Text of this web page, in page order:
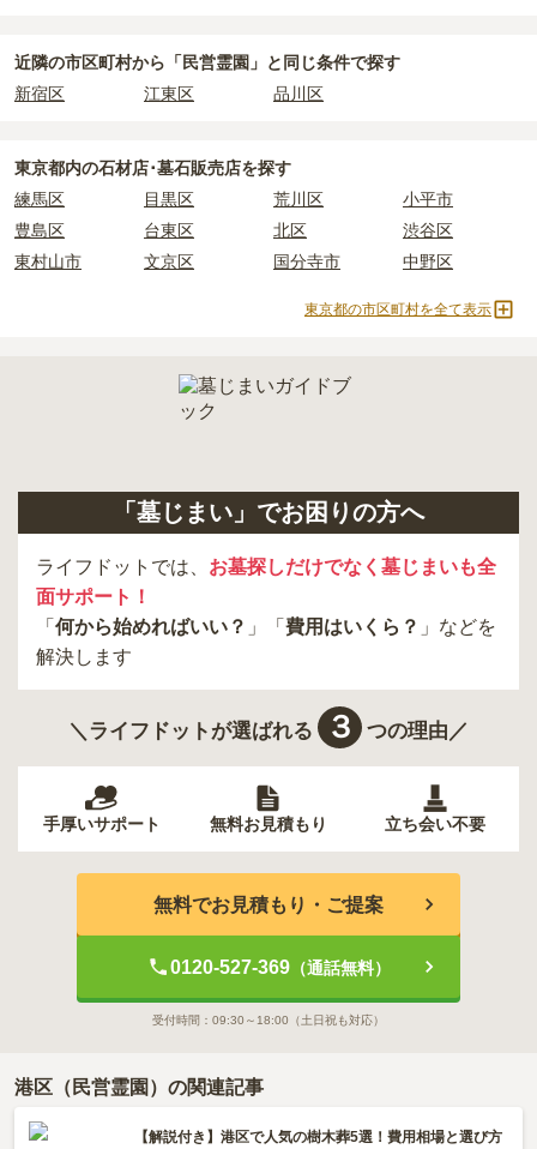
正確な費用は、区画や石材の選び方によって大きく変わるため、見
積もりを取るまで確定しません。
現地への見学が難しい場合は、資料請求でも各霊園の詳しい料金案
内を取り寄せることができます。
近隣の市区町村から 「民営霊園」と 同じ条件で探す
新宿区
江東区 品川区
東京都内の石材店･墓石販売店を探す
練馬区
目黒区 荒川区
小平市
豊島区
台東区 北区
渋谷区
東村山市
文京区 国分寺市 中野区
東京都の市区町村を全て表示
「墓じまい」でお困りの方へ
ライフドットでは、 お墓探しだけでなく墓じまいも全
面サポート！
「 何から始めればいい？ 」「 費用はいくら？ 」などを
解決します
＼ライフドットが選ばれる ３ つの理由／
手厚いサポート 無料お見積もり 立ち会い不要
無料でお見積もり・ご提案
0120-527-369（通話無料）
受付時間： 09:30～18:00 （土日祝も対応）
港区（民営霊園）の関連記事
【解説付き】港区で人気の樹木葬5選！費用相場と選び方